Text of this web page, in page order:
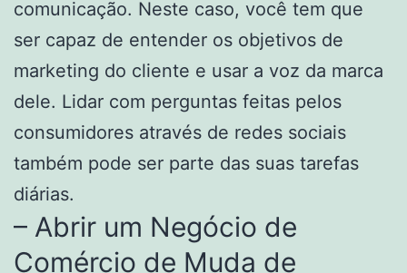
comunicação. Neste caso, você tem que
ser capaz de entender os objetivos de
marketing do cliente e usar a voz da marca
dele. Lidar com perguntas feitas pelos
consumidores através de redes sociais
também pode ser parte das suas tarefas
diárias.
– Abrir um Negócio de
Comércio de Muda de